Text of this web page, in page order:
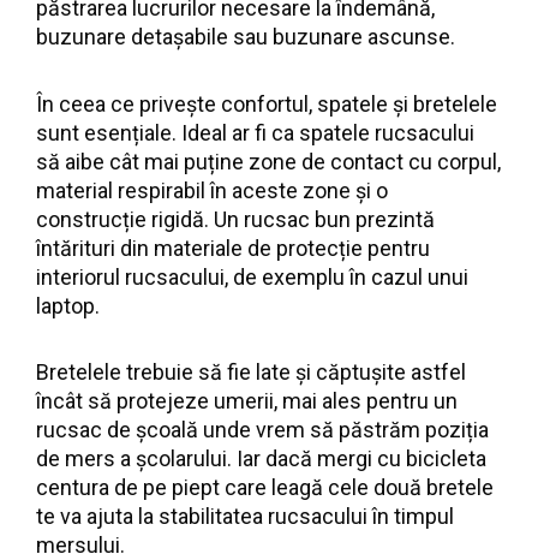
păstrarea lucrurilor necesare la îndemână,
buzunare detașabile sau buzunare ascunse.
În ceea ce privește confortul, spatele și bretelele
sunt esențiale. Ideal ar fi ca spatele rucsacului
să aibe cât mai puține zone de contact cu corpul,
material respirabil în aceste zone și o
construcție rigidă. Un rucsac bun prezintă
întărituri din materiale de protecție pentru
interiorul rucsacului, de exemplu în cazul unui
laptop.
Bretelele trebuie să fie late și căptușite astfel
încât să protejeze umerii, mai ales pentru un
rucsac de școală unde vrem să păstrăm poziția
de mers a școlarului. Iar dacă mergi cu bicicleta
centura de pe piept care leagă cele două bretele
te va ajuta la stabilitatea rucsacului în timpul
mersului.